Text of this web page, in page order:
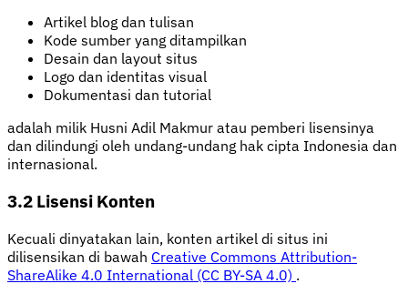
Artikel blog dan tulisan
Kode sumber yang ditampilkan
Desain dan layout situs
Logo dan identitas visual
Dokumentasi dan tutorial
adalah milik Husni Adil Makmur atau pemberi lisensinya
dan dilindungi oleh undang-undang hak cipta Indonesia dan
internasional.
3.2 Lisensi Konten
Kecuali dinyatakan lain, konten artikel di situs ini
dilisensikan di bawah Creative Commons Attribution-
ShareAlike 4.0 International (CC BY-SA 4.0) .